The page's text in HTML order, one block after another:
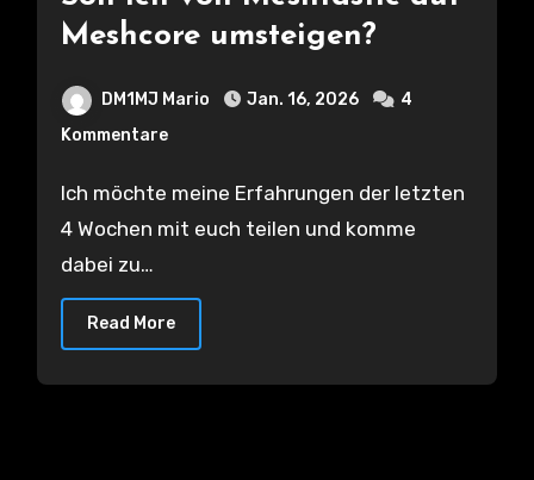
Meshcore umsteigen?
DM1MJ Mario Jan. 16, 2026
4
Kommentare
Ich möchte meine Erfahrungen der letzten
4 Wochen mit euch teilen und komme
dabei zu…
Read More